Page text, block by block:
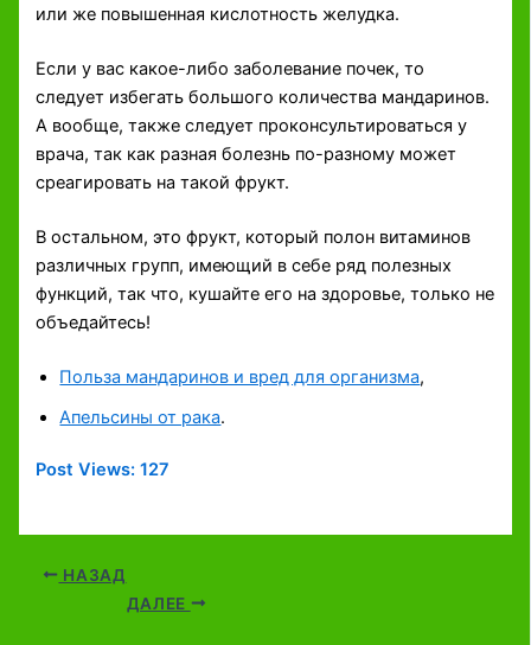
или же повышенная кислотность желудка.
Если у вас какое-либо заболевание почек, то
следует избегать большого количества мандаринов.
А вообще, также следует проконсультироваться у
врача, так как разная болезнь по-разному может
среагировать на такой фрукт.
В остальном, это фрукт, который полон витаминов
различных групп, имеющий в себе ряд полезных
функций, так что, кушайте его на здоровье, только не
объедайтесь!
Польза мандаринов и вред для организма,
Апельсины от рака.
Post Views: 127
НАЗАД
ДАЛЕЕ